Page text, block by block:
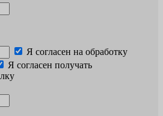
Я согласен на обработку
Я согласен получать